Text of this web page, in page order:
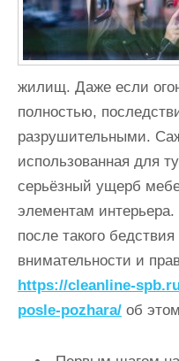
жилищ. Даже если
полностью,
разрушительными.
использованная для
серьёзный ущерб
элементам интерьера.
после такого
внимательности и
https://cleanline-
posle-pozhara/ об